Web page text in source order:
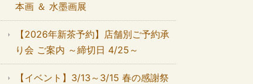
本画 ＆ 水墨画展
【2026年新茶予約】店舗別ご予約承
り会 ご案内 ～締切日 4/25～
【イベント】3/13～3/15 春の感謝祭